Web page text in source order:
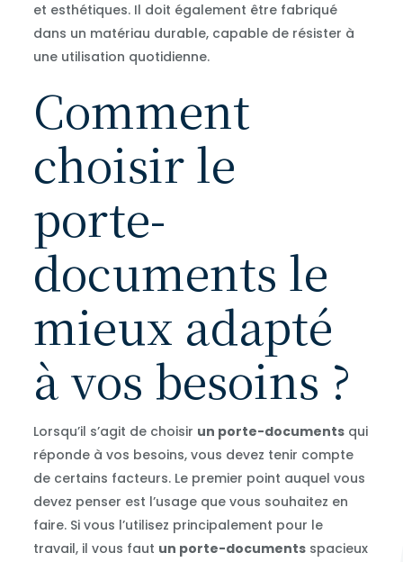
et esthétiques. Il doit également être fabriqué
dans un matériau durable, capable de résister à
une utilisation quotidienne.
Comment
choisir le
porte-
documents le
mieux adapté
à vos besoins ?
Lorsqu’il s’agit de choisir un porte-documentsqui
réponde à vos besoins, vous devez tenir compte
de certains facteurs. Le premier point auquel vous
devez penser est l’usage que vous souhaitez en
faire. Si vous l’utilisez principalement pour le
travail, il vous faut un porte-documentsspacieux